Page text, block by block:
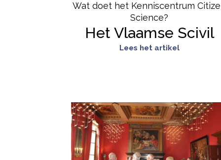
Wat doet het Kenniscentrum
Science?
Het Vlaamse Scivil
Lees het artikel